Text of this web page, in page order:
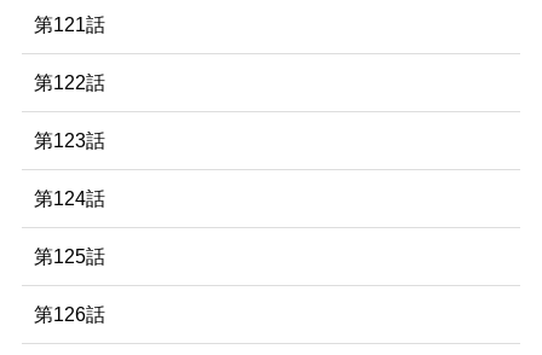
第121話
第122話
第123話
第124話
第125話
第126話